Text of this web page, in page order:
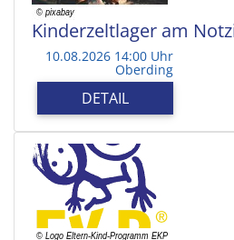
Kinderzeltlager am
10.08.2026 14:00 Uhr
Oberding
DETAIL